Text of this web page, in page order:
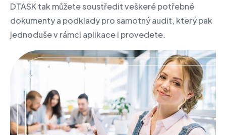
DTASK tak můžete soustředit veškeré potřebné
dokumenty a podklady pro samotný audit, který pak
jednoduše v rámci aplikace i provedete.